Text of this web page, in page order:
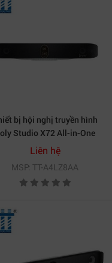
bị hội nghị truyền hình
Studio X72 All-in-One
Video Bar A4LZ8AA
Liên hệ
MSP: TT-A4LZ8AA